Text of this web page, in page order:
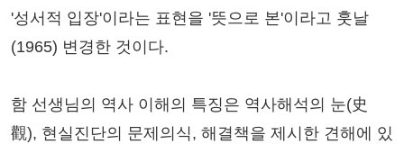
'성서적 입장'이라는 표현을 '뜻으로 본'이라고 훗날
(1965) 변경한 것이다.
함 선생님의 역사 이해의 특징은 역사해석의 눈(史
觀), 현실진단의 문제의식, 해결책을 제시한 견해에 있